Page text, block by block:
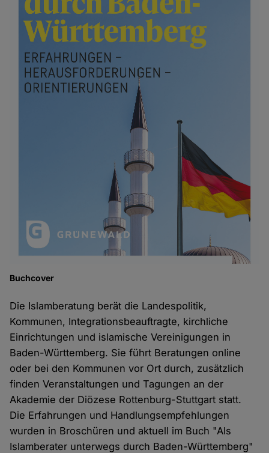
Buchcover
Die Islamberatung berät die Landespolitik,
Kommunen, Integrationsbeauftragte, kirchliche
Einrichtungen und islamische Vereinigungen in
Baden-Württemberg. Sie führt Beratungen online
oder bei den Kommunen vor Ort durch, zusätzlich
finden Veranstaltungen und Tagungen an der
Akademie der Diözese Rottenburg-Stuttgart statt.
Die Erfahrungen und Handlungsempfehlungen
wurden in Broschüren und aktuell im Buch "Als
Islamberater unterwegs durch Baden-Württemberg"